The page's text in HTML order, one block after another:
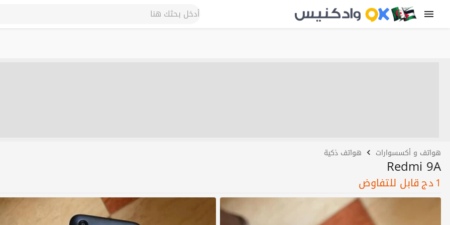
هواتف و أكسسوارات هواتف ذكية
Redmi 9A
1دجقابل للتفاوض